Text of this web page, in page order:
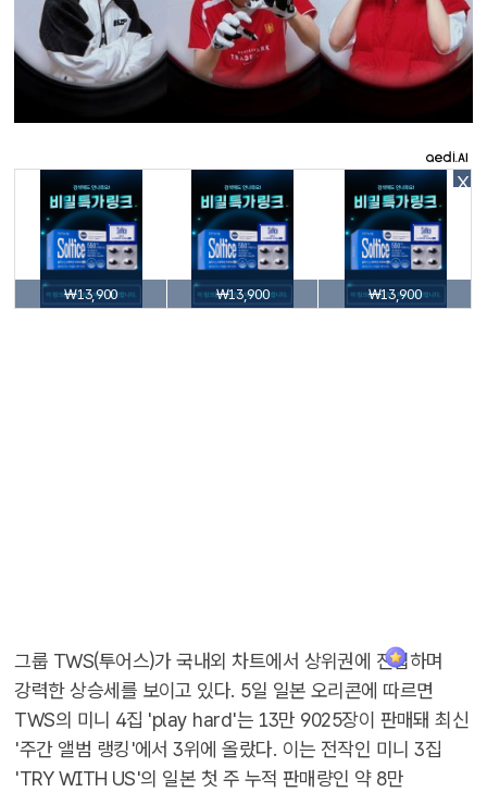
X
₩13,900 ₩13,900 ₩13,900
그룹 TWS(투어스)가 국내외 차트에서 상위권에 진입하며
강력한 상승세를 보이고 있다. 5일 일본 오리콘에 따르면
TWS의 미니 4집 'play hard'는 13만 9025장이 판매돼 최신
'주간 앨범 랭킹'에서 3위에 올랐다. 이는 전작인 미니 3집
'TRY WITH US'의 일본 첫 주 누적 판매량인 약 8만